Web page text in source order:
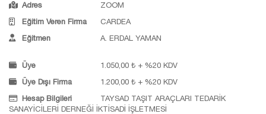
Adres
ZOOM
Eğitim Veren Firma
CARDEA
Eğitmen
A. ERDAL YAMAN
Üye
1.050,00 ₺ + %20 KDV
Üye Dışı Firma
1.200,00 ₺ + %20 KDV
Hesap Bilgileri
TAYSAD TAŞIT ARAÇLARI TEDARİK
SANAYİCİLERİ DERNEĞİ İKTİSADİ İŞLETMESİ